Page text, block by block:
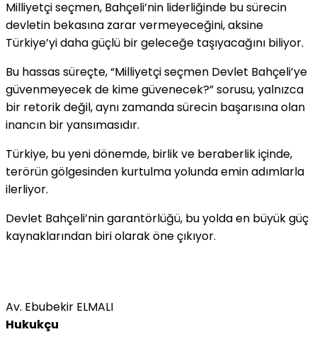
Milliyetçi seçmen, Bahçeli’nin liderliğinde bu sürecin
devletin bekasına zarar vermeyeceğini, aksine
Türkiye’yi daha güçlü bir geleceğe taşıyacağını biliyor.
Bu hassas süreçte, “Milliyetçi seçmen Devlet Bahçeli’ye
güvenmeyecek de kime güvenecek?” sorusu, yalnızca
bir retorik değil, aynı zamanda sürecin başarısına olan
inancın bir yansımasıdır.
Türkiye, bu yeni dönemde, birlik ve beraberlik içinde,
terörün gölgesinden kurtulma yolunda emin adımlarla
ilerliyor.
Devlet Bahçeli’nin garantörlüğü, bu yolda en büyük güç
kaynaklarından biri olarak öne çıkıyor.
Av. Ebubekir ELMALI
Hukukçu